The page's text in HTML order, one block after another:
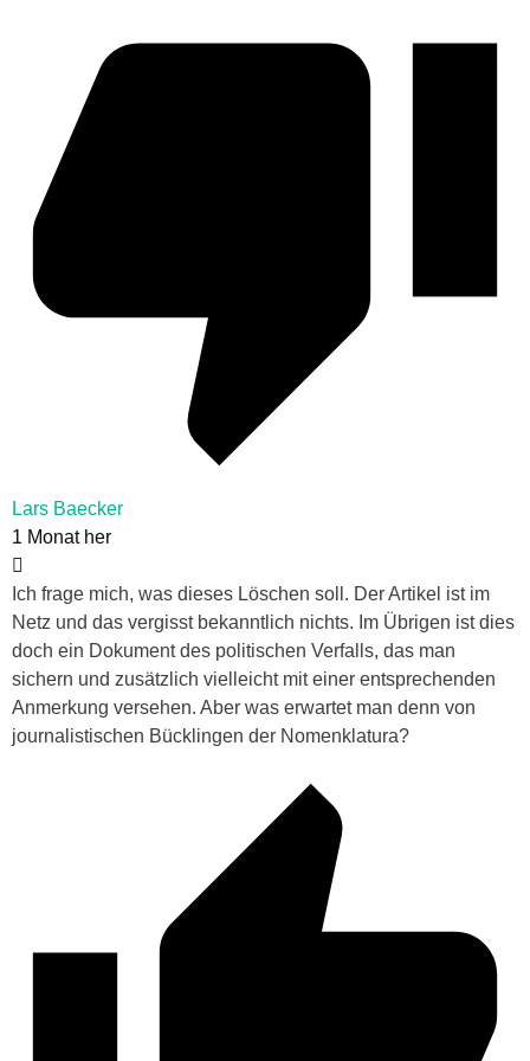
Lars Baecker
1 Monat her
Ich frage mich, was dieses Löschen soll. Der Artikel ist im
Netz und das vergisst bekanntlich nichts. Im Übrigen ist dies
doch ein Dokument des politischen Verfalls, das man
sichern und zusätzlich vielleicht mit einer entsprechenden
Anmerkung versehen. Aber was erwartet man denn von
journalistischen Bücklingen der Nomenklatura?